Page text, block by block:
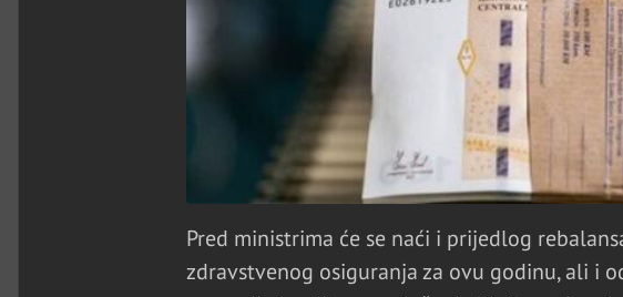
Pred ministrima će se naći i prijedlog
zdravstvenog osiguranja za ovu godinu, ali i